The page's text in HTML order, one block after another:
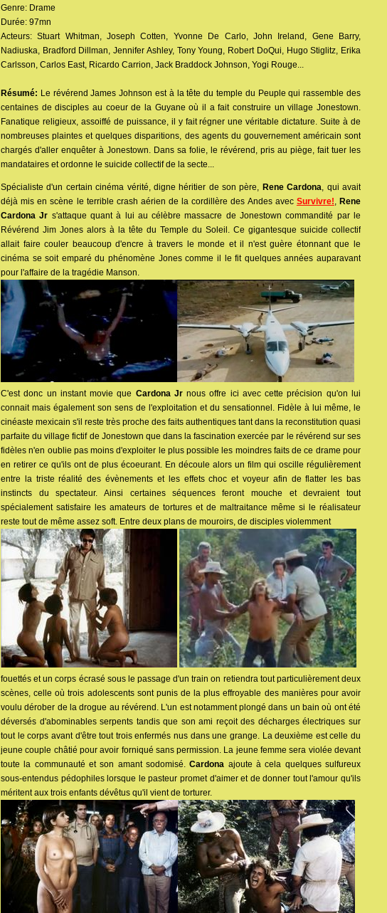
Genre: Drame
Durée: 97mn
Acteurs: Stuart Whitman, Joseph Cotten, Yvonne De Carlo, John Ireland, Gene Barry,
Nadiuska, Bradford Dillman, Jennifer Ashley, Tony Young, Robert DoQui, Hugo Stiglitz, Erika
Carlsson, Carlos East, Ricardo Carrion, Jack Braddock Johnson, Yogi Rouge...
Résumé: Le révérend James Johnson est à la tête du temple du Peuple qui rassemble des
centaines de disciples au coeur de la Guyane où il a fait construire un village Jonestown.
Fanatique religieux, assoiffé de puissance, il y fait régner une véritable dictature. Suite à de
nombreuses plaintes et quelques disparitions, des agents du gouvernement américain sont
chargés d'aller enquêter à Jonestown. Dans sa folie, le révérend, pris au piège, fait tuer les
mandataires et ordonne le suicide collectif de la secte...
Spécialiste d'un certain cinéma vérité, digne héritier de son père, Rene Cardona, qui avait
déjà mis en scène le terrible crash aérien de la cordillère des Andes avec Survivre!, Rene
Cardona Jr s'attaque quant à lui au célèbre massacre de Jonestown commandité par le
Révérend Jim Jones alors à la tête du Temple du Soleil. Ce gigantesque suicide collectif
allait faire couler beaucoup d'encre à travers le monde et il n'est guère étonnant que le
cinéma se soit emparé du phénomène Jones comme il le fit quelques années auparavant
pour l'affaire de la tragédie Manson.
C'est donc un instant movie que Cardona Jrnous offre ici avec cette précision qu'on lui
connait mais également son sens de l'exploitation et du sensationnel. Fidèle à lui même, le
cinéaste mexicain s'il reste très proche des faits authentiques tant dans la reconstitution quasi
parfaite du village fictif de Jonestown que dans la fascination exercée par le révérend sur ses
fidèles n'en oublie pas moins d'exploiter le plus possible les moindres faits de ce drame pour
en retirer ce qu'ils ont de plus écoeurant. En découle alors un film qui oscille régulièrement
entre la triste réalité des évènements et les effets choc et voyeur afin de flatter les bas
instincts du spectateur. Ainsi certaines séquences feront mouche et devraient tout
spécialement satisfaire les amateurs de tortures et de maltraitance même si le réalisateur
reste tout de même assez soft. Entre deux plans de mouroirs, de disciples violemment
fouettés et un corps écrasé sous le passage d'un train on retiendra tout particulièrement deux
scènes, celle où trois adolescents sont punis de la plus effroyable des manières pour avoir
voulu dérober de la drogue au révérend. L'un est notamment plongé dans un bain où ont été
déversés d'abominables serpents tandis que son ami reçoit des décharges électriques sur
tout le corps avant d'être tout trois enfermés nus dans une grange. La deuxième est celle du
jeune couple châtié pour avoir forniqué sans permission. La jeune femme sera violée devant
toute la communauté et son amant sodomisé.Cardona ajoute à cela quelques sulfureux
sous-entendus pédophiles lorsque le pasteur promet d'aimer et de donner tout l'amour qu'ils
méritent aux trois enfants dévêtus qu'il vient de torturer.